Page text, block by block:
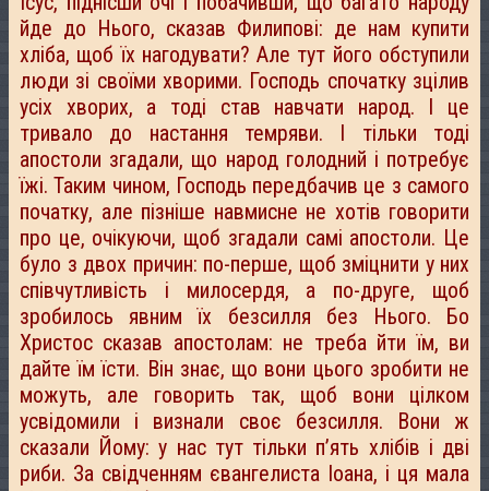
йде до Нього, сказав Филипові: де нам купити
хліба, щоб їх нагодувати? Але тут його обступили
люди зі своїми хворими. Господь спочатку зцілив
усіх хворих, а тоді став навчати народ. І це
тривало до настання темряви. І тільки тоді
апостоли згадали, що народ голодний і потребує
їжі. Таким чином, Господь передбачив це з самого
початку, але пізніше навмисне не хотів говорити
про це, очікуючи, щоб згадали самі апостоли. Це
було з двох причин: по-перше, щоб зміцнити у них
співчутливість і милосердя, а по-друге, щоб
зробилось явним їх безсилля без Нього. Бо
Христос сказав апостолам: не треба йти їм, ви
дайте їм їсти. Він знає, що вони цього зробити не
можуть, але говорить так, щоб вони цілком
усвідомили і визнали своє безсилля. Вони ж
сказали Йому: у нас тут тільки п’ять хлібів і дві
риби. За свідченням євангелиста Іоана, і ця мала